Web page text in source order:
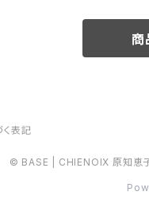
商
表記
© BASE | CHIENOIX 原知恵子